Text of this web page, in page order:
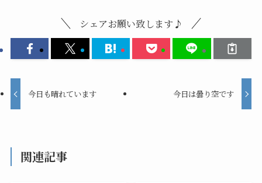
シェアお願い致します♪
今日も晴れています 今日は曇り空です
関連記事